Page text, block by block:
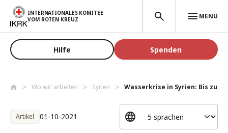
Direkt zum Inhalt
INTERNATIONALES KOMITEE
VOM ROTEN KREUZ
MENÜ
Hilfe Spenden
Wo wir arbeiten Syrien Wasserkrise in Syrien: Bis zu 40
Artikel 01-10-2021